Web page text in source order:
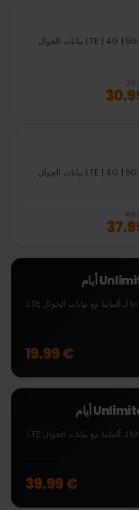
eSIM مدفوعة مسبقًا ألمانيا مع LTE | 4G | 5G بيانات الجوال
€ 30.99
eSIM مدفوعة مسبقًا ألمانيا مع LTE | 4G | 5G بيانات الجوال
€ 37.99
eSIM مدفوعة مسبقًا Unlimited لـ ألمانيا مع بيانات الجوال LTE
€ 19.99
eSIM مدفوعة مسبقًا Unlimited لـ ألمانيا مع بيانات الجوال LTE
€ 39.99